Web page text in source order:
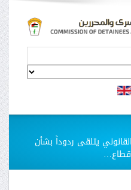
يتلقى ردوداً بشأن
…